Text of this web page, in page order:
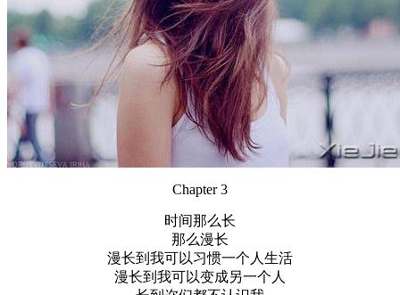
Chapter 3
时间那么长
那么漫长
漫长到我可以习惯一个人生活
漫长到我可以变成另一个人